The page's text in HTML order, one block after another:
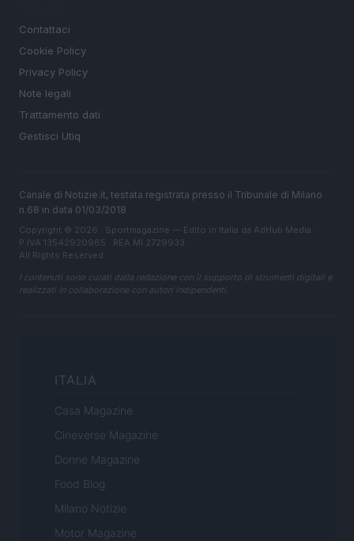
Contattaci
Cookie Policy
Privacy Policy
Note legali
Trattamento dati
Gestisci Utiq
Canale di Notizie.it, testata registrata presso il Tribunale di Milano
n.68 in data 01/03/2018
Copyright © 2026 · Sportmagazine — Edito in Italia da AdHub Media
P.IVA 13542920965 · REA MI 2729933
All Rights Reserved
I contenuti sono curati dalla redazione con il supporto di strumenti digitali e
realizzati in collaborazione con autori indipendenti.
ITALIA
Casa Magazine
Cineverse Magazine
Donne Magazine
Food Blog
Milano Notizie
Motor Magazine